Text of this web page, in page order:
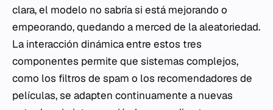
clara, el modelo no sabría si está mejorando o
empeorando, quedando a merced de la aleatoriedad.
La interacción dinámica entre estos tres
componentes permite que sistemas complejos,
como los filtros de spam o los recomendadores de
películas, se adapten continuamente a nuevas